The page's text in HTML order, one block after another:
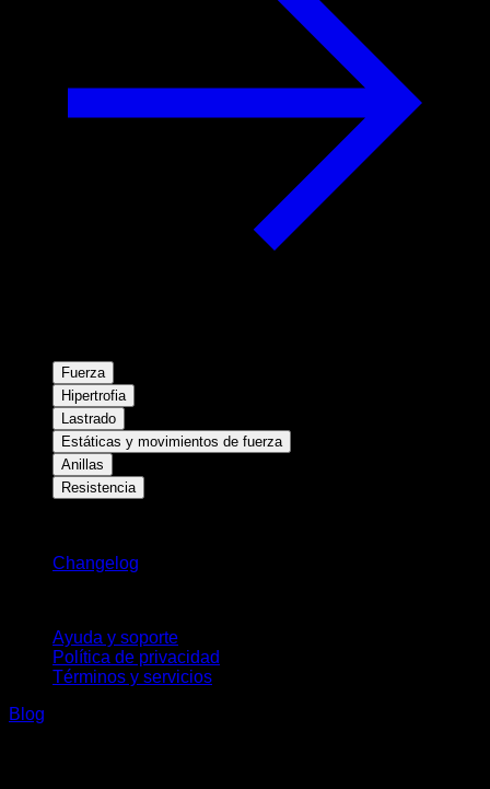
Fuerza
Hipertrofia
Lastrado
Estáticas y movimientos de fuerza
Anillas
Resistencia
Changelog
Ayuda y soporte
Política de privacidad
Términos y servicios
Blog